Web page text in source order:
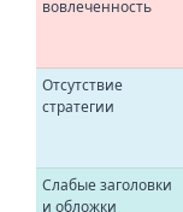
вовлеченность
Отсутствие
стратегии
Слабые заголовки
и обложки